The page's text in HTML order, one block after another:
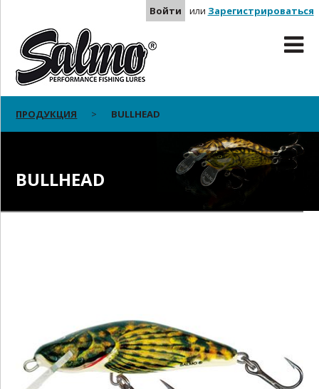
Войти или Зарегистрироваться
ПРОДУКЦИЯ BULLHEAD
BULLHEAD